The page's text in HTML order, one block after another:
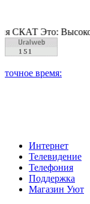
Интернет
Телевидение
Телефония
Поддержка
Магазин Уют